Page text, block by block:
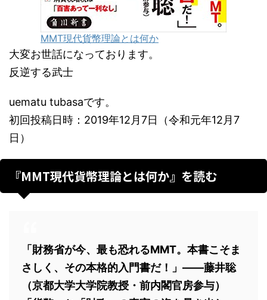
MMT現代貨幣理論とは何か
大変お世話になっております。
反逆する武士
uematu tubasaです。
初回投稿日時：2019年12月7日（令和元年12月7
日）
『MMT現代貨幣理論とは何か』を読む
「財務省が今、最も恐れるMMT。本書こそま
さしく、その本格的入門書だ！」――藤井聡
（京都大学大学院教授・前内閣官房参与）